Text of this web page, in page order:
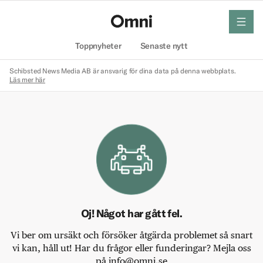
Toppnyheter Senaste nytt
meny
Schibsted News Media AB är ansvarig för dina data på denna webbplats.
Läs mer här
Oj! Något har gått fel.
Vi ber om ursäkt och försöker åtgärda problemet så snart
vi kan, håll ut! Har du frågor eller funderingar? Mejla oss